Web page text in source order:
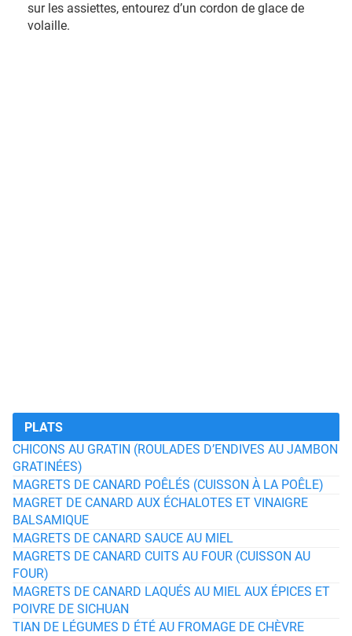
sur les assiettes, entourez d’un cordon de glace de
volaille.
PLATS
CHICONS AU GRATIN (ROULADES D’ENDIVES AU JAMBON
GRATINÉES)
MAGRETS DE CANARD POÊLÉS (CUISSON À LA POÊLE)
MAGRET DE CANARD AUX ÉCHALOTES ET VINAIGRE
BALSAMIQUE
MAGRETS DE CANARD SAUCE AU MIEL
MAGRETS DE CANARD CUITS AU FOUR (CUISSON AU
FOUR)
MAGRETS DE CANARD LAQUÉS AU MIEL AUX ÉPICES ET
POIVRE DE SICHUAN
TIAN DE LÉGUMES D ÉTÉ AU FROMAGE DE CHÈVRE